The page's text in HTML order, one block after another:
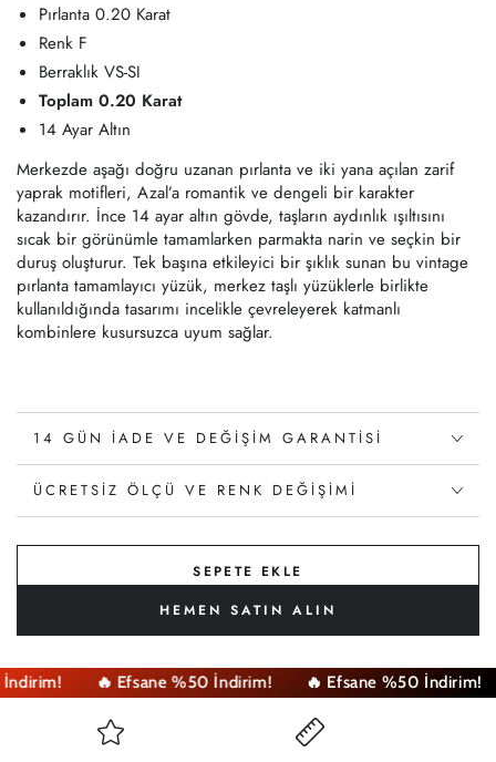
Pırlanta 0.20 Karat
Renk F
Berraklık VS-SI
Toplam 0.20 Karat
14 Ayar Altın
Merkezde aşağı doğru uzanan pırlanta ve iki yana açılan zarif
yaprak motifleri, Azal’a romantik ve dengeli bir karakter
kazandırır. İnce 14 ayar altın gövde, taşların aydınlık ışıltısını
sıcak bir görünümle tamamlarken parmakta narin ve seçkin bir
duruş oluşturur. Tek başına etkileyici bir şıklık sunan bu vintage
pırlanta tamamlayıcı yüzük, merkez taşlı yüzüklerle birlikte
kullanıldığında tasarımı incelikle çevreleyerek katmanlı
kombinlere kusursuzca uyum sağlar.
14 GÜN İADE VE DEĞIŞIM GARANTISI
ÜCRETSIZ ÖLÇÜ VE RENK DEĞIŞIMI
SEPETE EKLE
HEMEN SATIN ALIN
🔥 Efsane %50 İndirim! 🔥 Efsane %50 İndirim!